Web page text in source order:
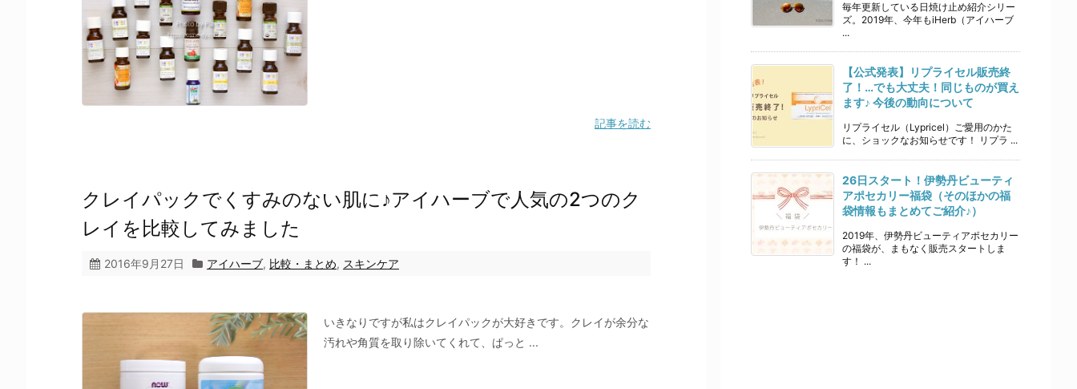
記事を読む
クレイパックでくすみのない肌に♪アイハーブで人気の2つのク
レイを比較してみました
2016年9月27日 アイハーブ, 比較・まとめ, スキンケア
いきなりですが私はクレイパックが大好きです。クレイが余分な
汚れや角質を取り除いてくれて、ぱっと ...
毎年更新している日焼け止め紹介シリー
ズ。2019年、今年もiHerb（アイハーブ
...
【公式発表】リプライセル販売終
了！…でも大丈夫！同じものが買え
ます♪ 今後の動向について
リプライセル（Lypricel）ご愛用のかた
に、ショックなお知らせです！ リプラ ...
26日スタート！伊勢丹ビューティ
アポセカリー福袋（そのほかの福
袋情報もまとめてご紹介♪）
2019年、伊勢丹ビューティアポセカリー
の福袋が、まもなく販売スタートしま
す！ ...